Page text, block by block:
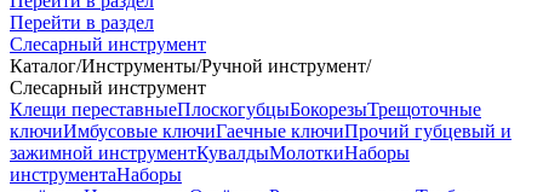
Перейти в раздел
Слесарный инструмент
Каталог/Инструменты/Ручной инструмент/
Слесарный инструмент
Клещи переставныеПлоскогубцыБокорезыТрещоточные
ключиИмбусовые ключиГаечные ключиПрочий губцевый и
зажимной инструментКувалдыМолоткиНаборы
инструментаНаборы